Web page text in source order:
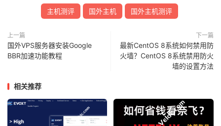
主机测评 国外主机 国外主机测评
上一篇
国外VPS服务器安装Google
BBR加速功能教程
下一篇
最新CentOS 8系统如何禁用防
火墙？CentOS 8系统禁用防火
墙的设置方法
相关推荐